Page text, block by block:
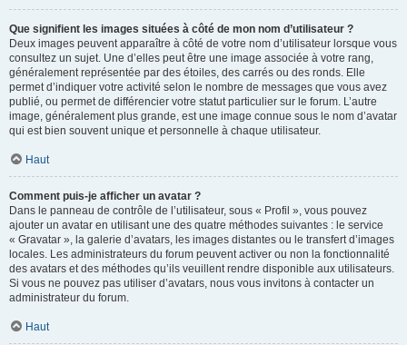
Que signifient les images situées à côté de mon nom d’utilisateur ?
Deux images peuvent apparaître à côté de votre nom d’utilisateur lorsque vous
consultez un sujet. Une d’elles peut être une image associée à votre rang,
généralement représentée par des étoiles, des carrés ou des ronds. Elle
permet d’indiquer votre activité selon le nombre de messages que vous avez
publié, ou permet de différencier votre statut particulier sur le forum. L’autre
image, généralement plus grande, est une image connue sous le nom d’avatar
qui est bien souvent unique et personnelle à chaque utilisateur.
Haut
Comment puis-je afficher un avatar ?
Dans le panneau de contrôle de l’utilisateur, sous « Profil », vous pouvez
ajouter un avatar en utilisant une des quatre méthodes suivantes : le service
« Gravatar », la galerie d’avatars, les images distantes ou le transfert d’images
locales. Les administrateurs du forum peuvent activer ou non la fonctionnalité
des avatars et des méthodes qu’ils veuillent rendre disponible aux utilisateurs.
Si vous ne pouvez pas utiliser d’avatars, nous vous invitons à contacter un
administrateur du forum.
Haut